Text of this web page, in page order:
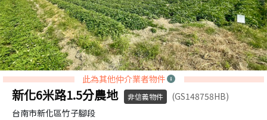
此為其他仲介業者物件
新化6米路1.5分農地 非信義物件
(GS148758HB)
台南市新化區竹子腳段